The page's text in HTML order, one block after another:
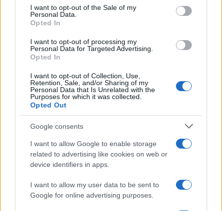
consent section.
I want to opt-out of the Sale of my
Personal Data.
Opted In
I want to opt-out of processing my
Personal Data for Targeted Advertising.
Opted In
I want to opt-out of Collection, Use,
Retention, Sale, and/or Sharing of my
Personal Data that Is Unrelated with the
Purposes for which it was collected.
Opted Out
Google consents
I want to allow Google to enable storage
related to advertising like cookies on web or
device identifiers in apps.
I want to allow my user data to be sent to
Google for online advertising purposes.
NEWS E ATTUALITÀ
ICA Milano presenta mostre, concerti e letture per